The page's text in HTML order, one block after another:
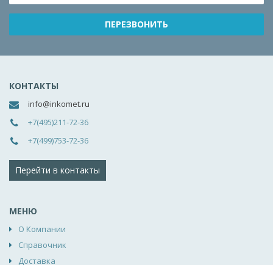
КОНТАКТЫ
info@inkomet.ru
+7(495)211-72-36
+7(499)753-72-36
Перейти в контакты
МЕНЮ
О Компании
Справочник
Доставка